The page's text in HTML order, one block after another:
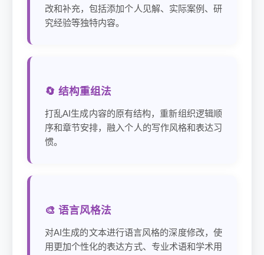
改和补充，包括添加个人见解、实际案例、研
究经验等独特内容。
🔄 结构重组法
打乱AI生成内容的原有结构，重新组织逻辑顺
序和章节安排，融入个人的写作风格和表达习
惯。
🎨 语言风格法
对AI生成的文本进行语言风格的深度修改，使
用更加个性化的表达方式、专业术语和学术用